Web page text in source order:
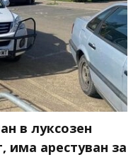
в луксозен
има арестуван за